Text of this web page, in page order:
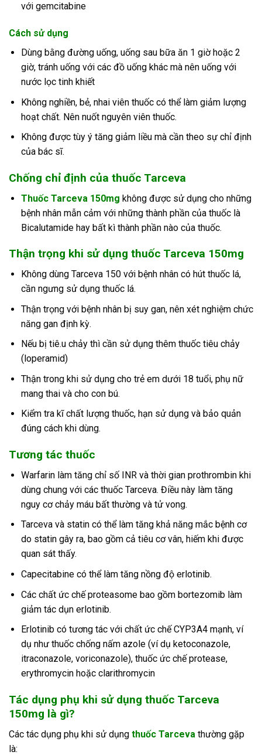
với gemcitabine
Cách sử dụng
Dùng bằng đường uống, uống sau bữa ăn 1 giờ hoặc 2
giờ, tránh uống với các đồ uống khác mà nên uống với
nước lọc tinh khiết
Không nghiền, bẻ, nhai viên thuốc có thể làm giảm lượng
hoạt chất. Nên nuốt nguyên viên thuốc.
Không được tùy ý tăng giảm liều mà cần theo sự chỉ định
của bác sĩ.
Chống chỉ định của thuốc Tarceva
Thuốc Tarceva 150mg không được sử dụng cho những
bệnh nhân mẫn cảm với những thành phần của thuốc là
Bicalutamide hay bất kì thành phần nào của thuốc.
Thận trọng khi sử dụng thuốc Tarceva 150mg
Không dùng Tarceva 150 với bệnh nhân có hút thuốc lá,
cần ngưng sử dụng thuốc lá.
Thận trọng với bệnh nhân bị suy gan, nên xét nghiệm chức
năng gan định kỳ.
Nếu bị tiê.u chảy thì cần sử dụng thêm thuốc tiêu chảy
(loperamid)
Thận trong khi sử dụng cho trẻ em dưới 18 tuổi, phụ nữ
mang thai và cho con bú.
Kiểm tra kĩ chất lượng thuốc, hạn sử dụng và bảo quản
đúng cách khi dùng.
Tương tác thuốc
Warfarin làm tăng chỉ số INR và thời gian prothrombin khi
dùng chung với các thuốc Tarceva. Điều này làm tăng
nguy cơ chảy máu bất thường và tử vong.
Tarceva và statin có thể làm tăng khả năng mắc bệnh cơ
do statin gây ra, bao gồm cả tiêu cơ vân, hiếm khi được
quan sát thấy.
Capecitabine có thể làm tăng nồng độ erlotinib.
Các chất ức chế proteasome bao gồm bortezomib làm
giảm tác dụn erlotinib.
Erlotinib có tương tác với chất ức chế CYP3A4 mạnh, ví
dụ như thuốc chống nấm azole (ví dụ ketoconazole,
itraconazole, voriconazole), thuốc ức chế protease,
erythromycin hoặc clarithromycin
Tác dụng phụ khi sử dụng thuốc Tarceva
150mg là gì?
Các tác dụng phụ khi sử dụng thuốc Tarceva thường gặp
là: